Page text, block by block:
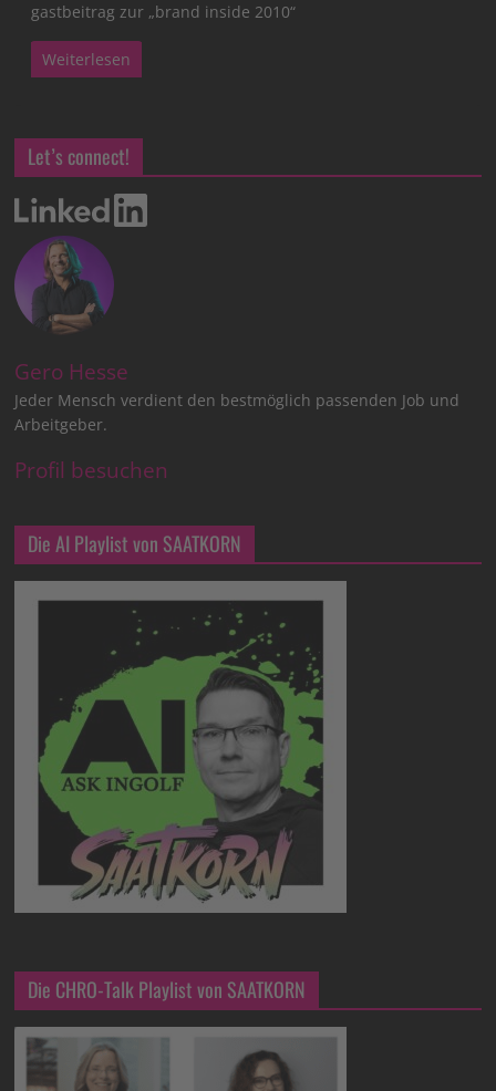
gastbeitrag zur „brand inside 2010“
Weiterlesen
Let’s connect!
Gero Hesse
Jeder Mensch verdient den bestmöglich passenden Job und
Arbeitgeber.
Profil besuchen
Die AI Playlist von SAATKORN
Die CHRO-Talk Playlist von SAATKORN